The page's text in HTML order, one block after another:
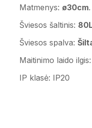
Matmenys: ø30cm.
Šviesos šaltinis:
Šviesos spalva:
Maitinimo laido ilgis:
IP klasė: IP20